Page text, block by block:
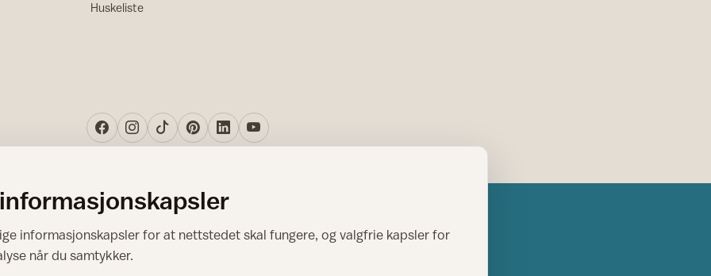
Huskeliste
Copyright © 1995-2026. All Rights Reserved.
informasjonskapsler for at nettstedet skal fungere, og valgfrie kapsler for
når du samtykker.